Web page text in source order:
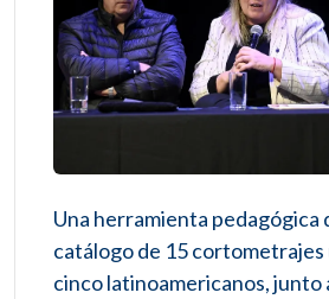
Una herramienta pedagógica
catálogo de 15 cortometrajes
cinco latinoamericanos, junto